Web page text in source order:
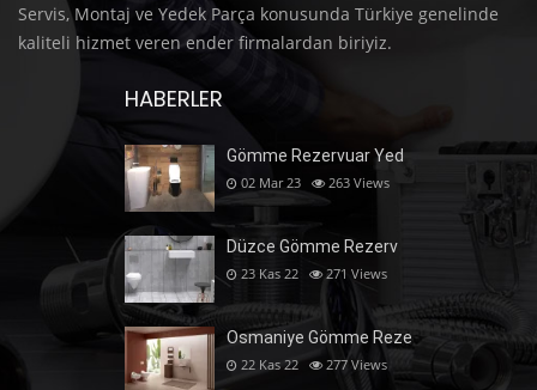
Servis, Montaj ve Yedek Parça konusunda Türkiye genelinde
kaliteli hizmet veren ender firmalardan biriyiz.
HABERLER
Gömme Rezervuar Yed
02 Mar 23 263 Views
Düzce Gömme Rezerv
23 Kas 22 271 Views
Osmaniye Gömme Reze
22 Kas 22 277 Views